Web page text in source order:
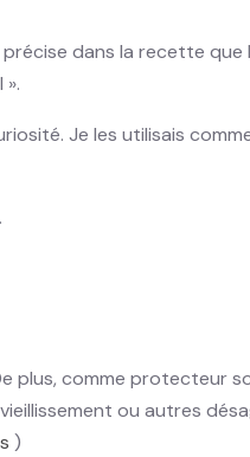
dans la recette
Je les utilisais
plus, comme protecteur
ou autres
)